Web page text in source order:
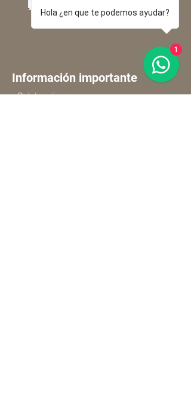
Información importante
- Salidas diarias.
Hola ¿en que te podemos ayudar?
1